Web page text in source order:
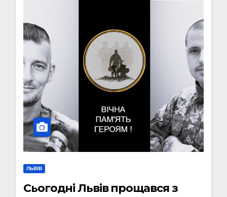
ЛЬВІВ
Сьогодні Львів прощався з